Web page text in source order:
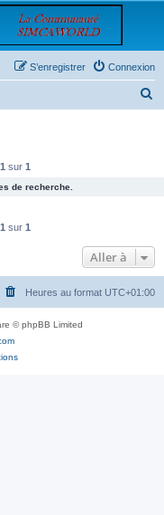
Connexion
S’enregistrer
e
r
1 sur 1
de recherche.
1 sur 1
Aller à
Heures au format UTC+01:00
© phpBB Limited